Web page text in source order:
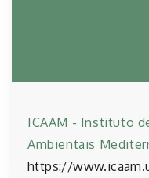
ICAAM - Instituto
Ambientais
https://